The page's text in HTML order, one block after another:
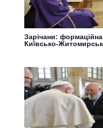
Зарічани:
Київсько-